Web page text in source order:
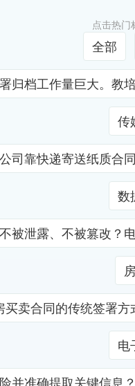
点击热门
全部
归档工作量巨大。
传
司靠快递寄送纸质
数
被泄露、不被篡改
卖合同的传统签署
电
并准确提取关键信